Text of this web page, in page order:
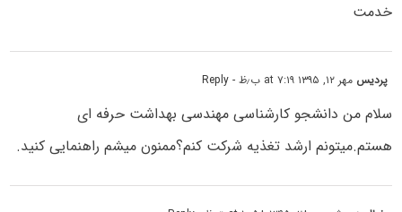
خدمت
پردیس مهر ۱۲, ۱۳۹۵ at ۷:۱۹ ب٫ظ - Reply
سلام من دانشجو کارشناسی مهندسی بهداشت حرفه ای
هستم.میتونم ارشد تغذیه شرکت کنم؟ممنون میشم راهنمایی کنید.